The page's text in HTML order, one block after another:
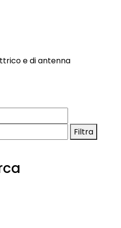
e di antenna
MaxFiltra